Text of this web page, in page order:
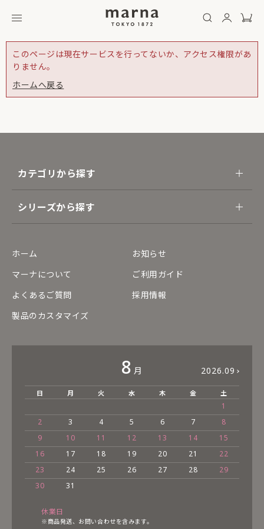
このページは現在サービスを行ってないか、アクセス権限があ
りません。
ホームへ戻る
カテゴリから探す
シリーズから探す
ホーム
お知らせ
マーナについて
ご利用ガイド
よくあるご質問
採用情報
製品のカスタマイズ
8 月 2026.09
日 月 火 水 木 金 土
1
2
3 4 5 6 7
8
9
10 11 12 13 14
15
16
17 18 19 20 21
22
23
24 25 26 27 28
29
30
31
休業日
※商品発送、お問い合わせを含みます。